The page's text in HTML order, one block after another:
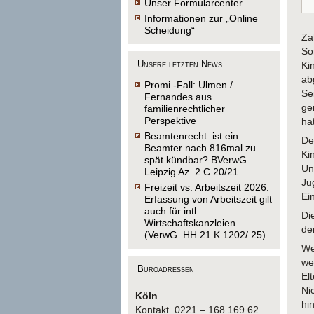
Unser Formularcenter
Informationen zur „Online
Scheidung“
Unsere letzten News
Promi -Fall: Ulmen /
Fernandes aus
familienrechtlicher
Perspektive
Beamtenrecht: ist ein
Beamter nach 816mal zu
spät kündbar? BVerwG
Leipzig Az. 2 C 20/21
Freizeit vs. Arbeitszeit 2026:
Erfassung von Arbeitszeit gilt
auch für intl.
Wirtschaftskanzleien
(VerwG. HH 21 K 1202/ 25)
Büroadressen
Köln
Kontakt 0221 – 168 169 62